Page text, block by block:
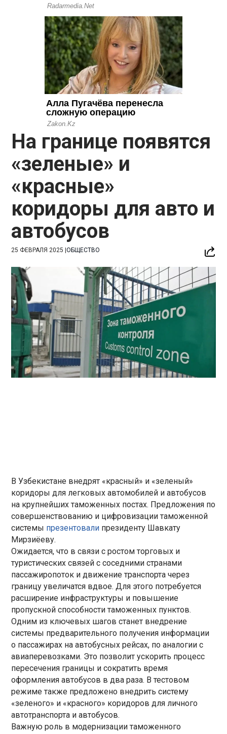
На границе появятся
«зеленые» и
«красные»
коридоры для авто и
автобусов
25 ФЕВРАЛЯ 2025 |ОБЩЕСТВО
В Узбекистане внедрят «красный» и «зеленый»
коридоры для легковых автомобилей и автобусов
на крупнейших таможенных постах. Предложения по
совершенствованию и цифровизации таможенной
системы презентовали президенту Шавкату
Мирзиёеву.
Ожидается, что в связи с ростом торговых и
туристических связей с соседними странами
пассажиропоток и движение транспорта через
границу увеличатся вдвое. Для этого потребуется
расширение инфраструктуры и повышение
пропускной способности таможенных пунктов.
Одним из ключевых шагов станет внедрение
системы предварительного получения информации
о пассажирах на автобусных рейсах, по аналогии с
авиаперевозками. Это позволит ускорить процесс
пересечения границы и сократить время
оформления автобусов в два раза. В тестовом
режиме также предложено внедрить систему
«зеленого» и «красного» коридоров для личного
автотранспорта и автобусов.
Важную роль в модернизации таможенного